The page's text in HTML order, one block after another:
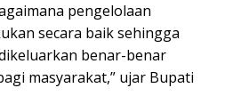
pengelolaan
secara baik sehingga
benar-benar
masyarakat,” ujar Bupati